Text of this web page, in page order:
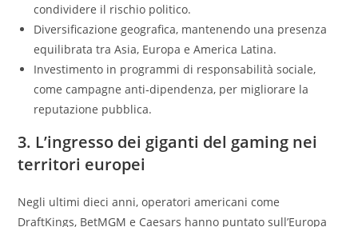
condividere il rischio politico.
Diversificazione geografica, mantenendo una presenza
equilibrata tra Asia, Europa e America Latina.
Investimento in programmi di responsabilità sociale,
come campagne anti‑dipendenza, per migliorare la
reputazione pubblica.
3. L’ingresso dei giganti del gaming nei
territori europei
Negli ultimi dieci anni, operatori americani come
DraftKings, BetMGM e Caesars hanno puntato sull’Europa